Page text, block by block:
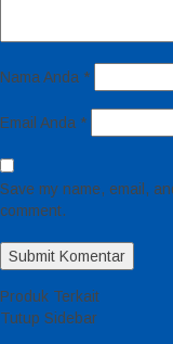
Nama Anda *
Email Anda *
Save my name, email,
comment.
Produk Terkait
Tutup Sidebar